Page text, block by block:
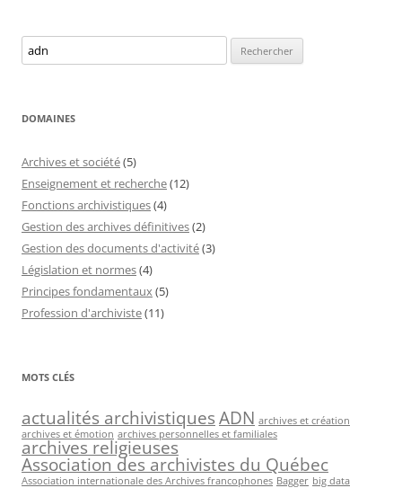
Rechercher :
DOMAINES
Archives et société(5)
Enseignement et recherche(12)
Fonctions archivistiques(4)
Gestion des archives définitives(2)
Gestion des documents d'activité(3)
Législation et normes(4)
Principes fondamentaux(5)
Profession d'archiviste(11)
MOTS CLÉS
actualités archivistiquesADN archives et création
archives et émotion archives personnelles et familiales
archives religieuses
Association des archivistes du Québec
Association internationale des Archives francophones Bagger big data